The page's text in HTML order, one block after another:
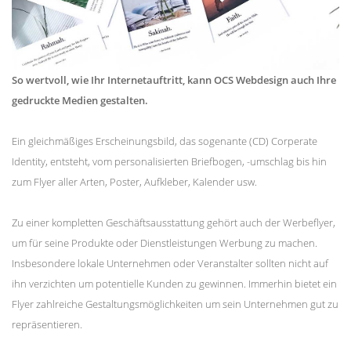
So wertvoll, wie Ihr Internetauftritt, kann OCS Webdesign auch Ihre
gedruckte Medien gestalten.
Ein gleichmäßiges Erscheinungsbild, das sogenante (CD) Corperate
Identity, entsteht, vom personalisierten Briefbogen, -umschlag bis hin
zum Flyer aller Arten, Poster, Aufkleber, Kalender usw.
Zu einer kompletten Geschäftsausstattung gehört auch der Werbeflyer,
um für seine Produkte oder Dienstleistungen Werbung zu machen.
Insbesondere lokale Unternehmen oder Veranstalter sollten nicht auf
ihn verzichten um potentielle Kunden zu gewinnen. Immerhin bietet ein
Flyer zahlreiche Gestaltungsmöglichkeiten um sein Unternehmen gut zu
repräsentieren.